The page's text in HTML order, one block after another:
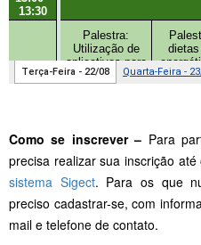
Como se inscrever – Para
precisa realizar sua inscrição até
sistema Sigect. Para os que
preciso cadastrar-se, com
mail e telefone de contato.